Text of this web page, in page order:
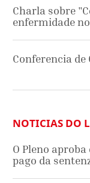
Charla sobre
enfermidade
Conferencia
NOTICIAS DO
O Pleno
pago da